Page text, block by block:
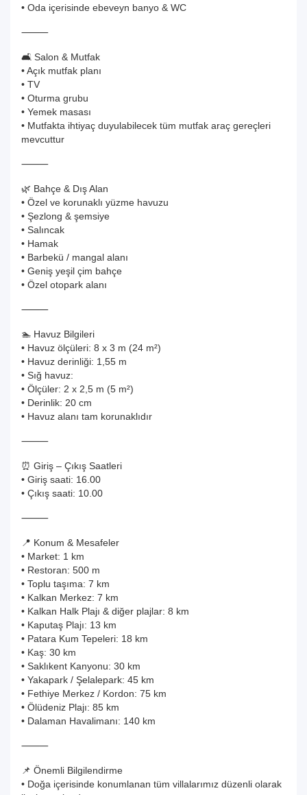
• Oda içerisinde ebeveyn banyo & WC
⸻
🛋️ Salon & Mutfak
• Açık mutfak planı
• TV
• Oturma grubu
• Yemek masası
• Mutfakta ihtiyaç duyulabilecek tüm mutfak araç gereçleri
mevcuttur
⸻
🌿 Bahçe & Dış Alan
• Özel ve korunaklı yüzme havuzu
• Şezlong & şemsiye
• Salıncak
• Hamak
• Barbekü / mangal alanı
• Geniş yeşil çim bahçe
• Özel otopark alanı
⸻
🏊 Havuz Bilgileri
• Havuz ölçüleri: 8 x 3 m (24 m²)
• Havuz derinliği: 1,55 m
• Sığ havuz:
• Ölçüler: 2 x 2,5 m (5 m²)
• Derinlik: 20 cm
• Havuz alanı tam korunaklıdır
⸻
⏰ Giriş – Çıkış Saatleri
• Giriş saati: 16.00
• Çıkış saati: 10.00
⸻
📍 Konum & Mesafeler
• Market: 1 km
• Restoran: 500 m
• Toplu taşıma: 7 km
• Kalkan Merkez: 7 km
• Kalkan Halk Plajı & diğer plajlar: 8 km
• Kaputaş Plajı: 13 km
• Patara Kum Tepeleri: 18 km
• Kaş: 30 km
• Saklıkent Kanyonu: 30 km
• Yakapark / Şelalepark: 45 km
• Fethiye Merkez / Kordon: 75 km
• Ölüdeniz Plajı: 85 km
• Dalaman Havalimanı: 140 km
⸻
📌 Önemli Bilgilendirme
• Doğa içerisinde konumlanan tüm villalarımız düzenli olarak